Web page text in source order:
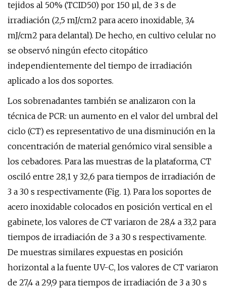
tejidos al 50% (TCID50) por 150 µl, de 3 s de
irradiación (2,5 mJ/cm2 para acero inoxidable, 3,4
mJ/cm2 para delantal). De hecho, en cultivo celular no
se observó ningún efecto citopático
independientemente del tiempo de irradiación
aplicado a los dos soportes.
Los sobrenadantes también se analizaron con la
técnica de PCR: un aumento en el valor del umbral del
ciclo (CT) es representativo de una disminución en la
concentración de material genómico viral sensible a
los cebadores. Para las muestras de la plataforma, CT
osciló entre 28,1 y 32,6 para tiempos de irradiación de
3 a 30 s respectivamente (Fig. 1). Para los soportes de
acero inoxidable colocados en posición vertical en el
gabinete, los valores de CT variaron de 28,4 a 33,2 para
tiempos de irradiación de 3 a 30 s respectivamente.
De muestras similares expuestas en posición
horizontal a la fuente UV-C, los valores de CT variaron
de 27,4 a 29,9 para tiempos de irradiación de 3 a 30 s